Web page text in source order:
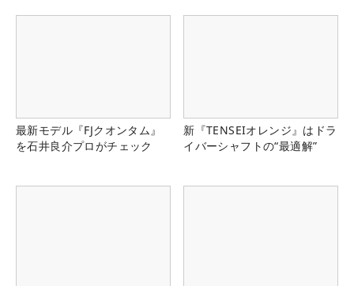
最新モデル『FJクオンタム』
を石井良介プロがチェック
新『TENSEIオレンジ』はドラ
イバーシャフトの“最適解”